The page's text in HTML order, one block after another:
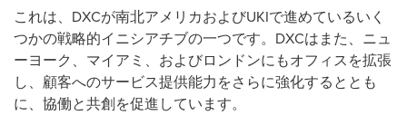
これは、DXCが南北アメリカおよびUKIで進めているいく
つかの戦略的イニシアチブの一つです。DXCはまた、ニュ
ーヨーク、マイアミ、およびロンドンにもオフィスを拡張
し、顧客へのサービス提供能力をさらに強化するととも
に、協働と共創を促進しています。